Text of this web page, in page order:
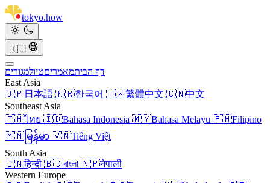
tokyo.how
🇮🇱
דף הביתמאמריםטיולמגורים
East Asia
🇯🇵日本語 🇰🇷한국어 🇹🇼繁體中文 🇨🇳中文
Southeast Asia
🇹🇭ไทย 🇮🇩Bahasa Indonesia 🇲🇾Bahasa Melayu 🇵🇭Filipino
🇲🇲 မြန်မာ 🇻🇳Tiếng Việt
South Asia
🇮🇳हिन्दी 🇧🇩বাংলা 🇳🇵नेपाली
Western Europe